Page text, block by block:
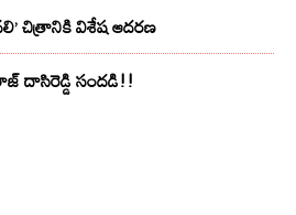
చిత్రానికి విశేష ఆదరణ
దాసిరెడ్డి సందడి!!